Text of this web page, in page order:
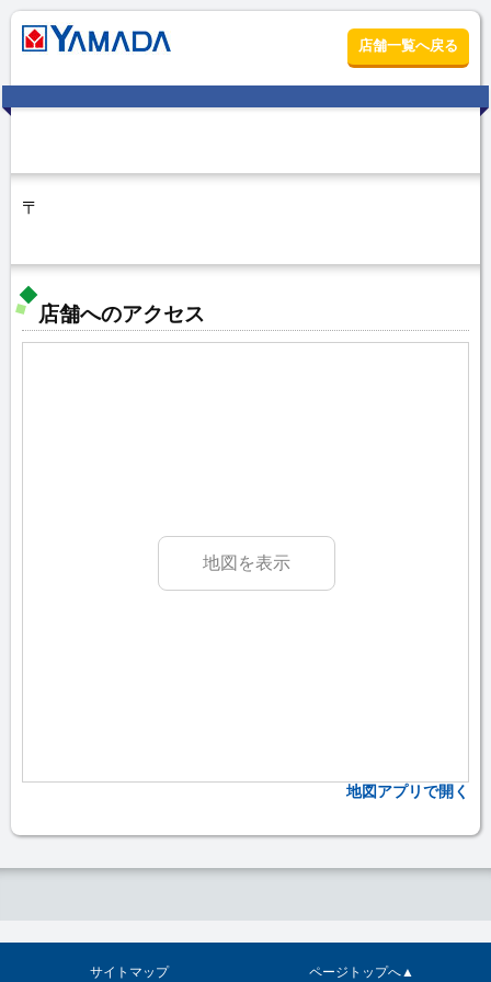
店舗一覧へ戻る
〒
店舗へのアクセス
地図を表示
地図アプリで開く
サイトマップ ページトップへ▲